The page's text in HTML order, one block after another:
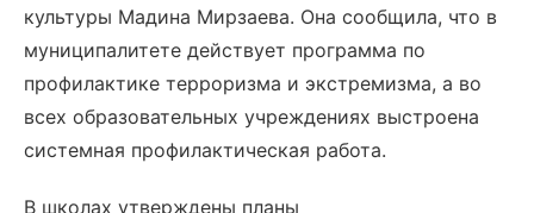
культуры Мадина Мирзаева. Она сообщила, что в
муниципалитете действует программа по
профилактике терроризма и экстремизма, а во
всех образовательных учреждениях выстроена
системная профилактическая работа.
В школах утверждены планы